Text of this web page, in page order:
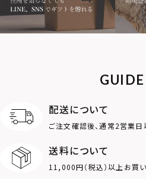
MOTIF
ロゴ
コイン
GUIDE
配送について
ご注文確認後、通常2営業
送料について
11,000円（税込）以上お買